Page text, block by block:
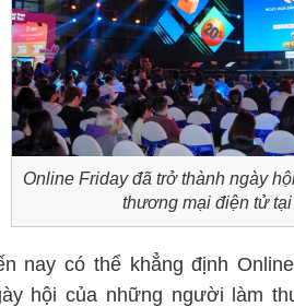
Online Friday đã trở thành ngày
thương mại điện tử
nay có thể khẳng định
hội của những người làm